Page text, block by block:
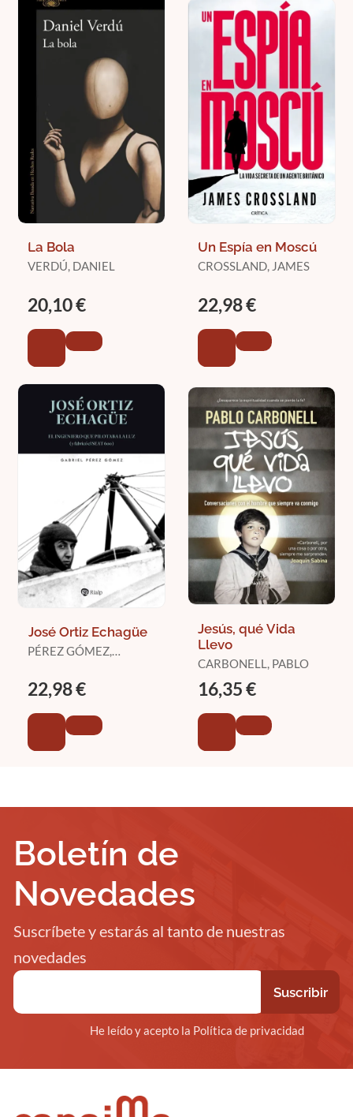
La Bola
VERDÚ, DANIEL
20,10 €
Un Espía en Moscú
CROSSLAND, JAMES
22,98 €
José Ortiz Echagüe
PÉREZ GÓMEZ,
22,98 €
Jesús, qué Vida
Llevo
CARBONELL, PABLO
16,35 €
Boletín de
Novedades
Suscríbete y estarás al tanto de nuestras
novedades
He leído y acepto la Política de privacidad